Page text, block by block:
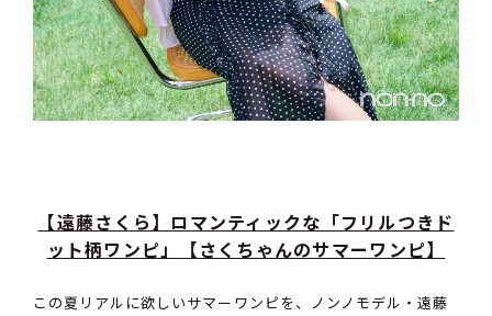
【遠藤さくら】ロマンティックな「フリルつきド
ット柄ワンピ」【さくちゃんのサマーワンピ】
この夏リアルに欲しいサマーワンピを、ノンノモデル・遠藤